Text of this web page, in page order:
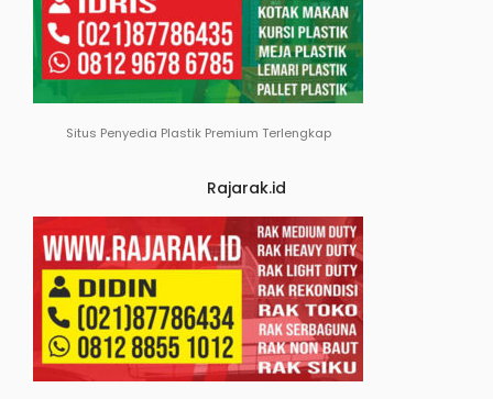
Situs Penyedia Plastik Premium Terlengkap
Rajarak.id